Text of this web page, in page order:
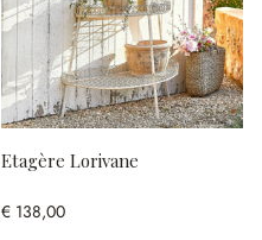
Etagère Lorivane
€ 138,00